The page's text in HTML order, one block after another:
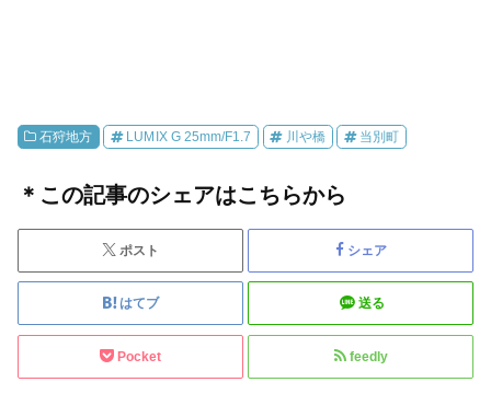
石狩地方 LUMIX G 25mm/F1.7 川や橋 当別町
＊この記事のシェアはこちらから
ポスト シェア
はてブ 送る
Pocket feedly